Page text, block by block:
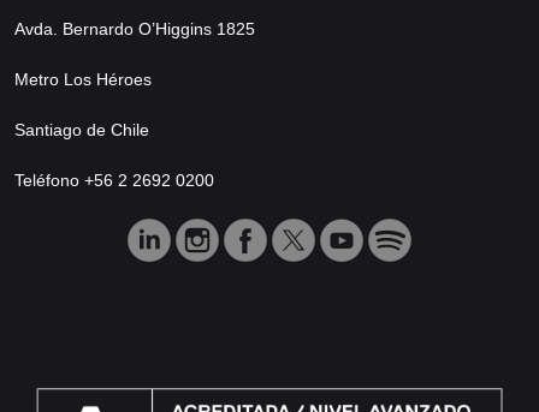
Avda. Bernardo O’Higgins 1825
Metro Los Héroes
Santiago de Chile
Teléfono +56 2 2692 0200